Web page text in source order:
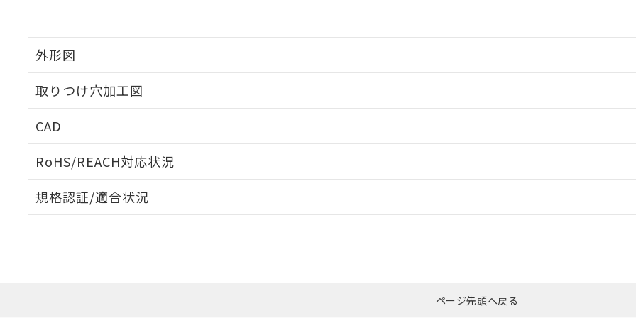
外形図
取りつけ穴加工図
CAD
RoHS/REACH対応状況
EU RoHS 注意事項・凡例
ダウンロードはこちら
規格認証/適合状況
ページ先頭へ戻る